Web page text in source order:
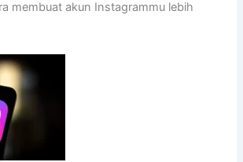
membuat akun Instagrammu lebih